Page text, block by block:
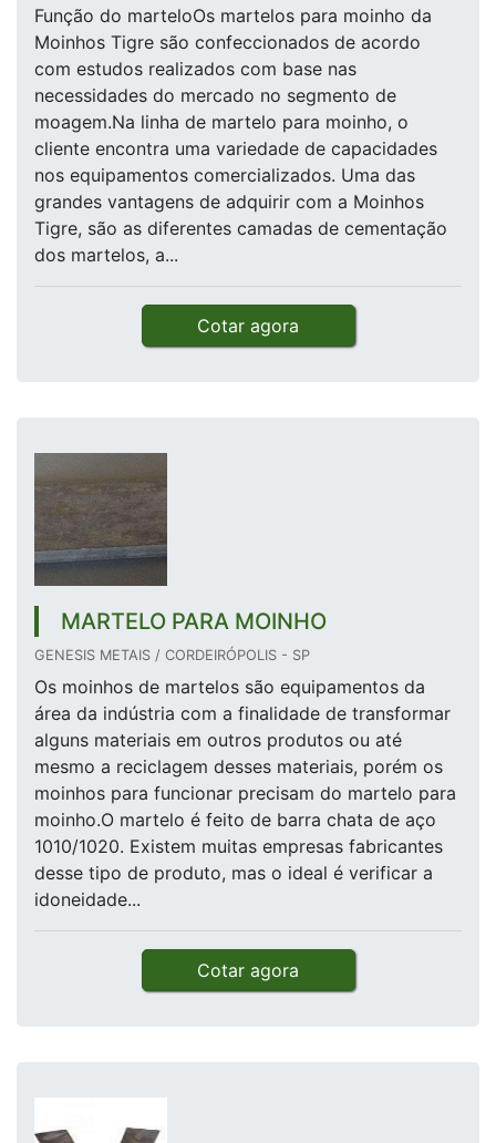
Função do marteloOs martelos para moinho da
Moinhos Tigre são confeccionados de acordo
com estudos realizados com base nas
necessidades do mercado no segmento de
moagem.Na linha de martelo para moinho, o
cliente encontra uma variedade de capacidades
nos equipamentos comercializados. Uma das
grandes vantagens de adquirir com a Moinhos
Tigre, são as diferentes camadas de cementação
dos martelos, a...
Cotar agora
MARTELO PARA MOINHO
GENESIS METAIS / CORDEIRÓPOLIS - SP
Os moinhos de martelos são equipamentos da
área da indústria com a finalidade de transformar
alguns materiais em outros produtos ou até
mesmo a reciclagem desses materiais, porém os
moinhos para funcionar precisam do martelo para
moinho.O martelo é feito de barra chata de aço
1010/1020. Existem muitas empresas fabricantes
desse tipo de produto, mas o ideal é verificar a
idoneidade...
Cotar agora